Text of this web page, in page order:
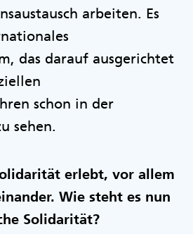
arbeiten. Es
das darauf ausgerichtet
schon in der
sehen.
erlebt, vor allem
Wie steht es nun
Solidarität?